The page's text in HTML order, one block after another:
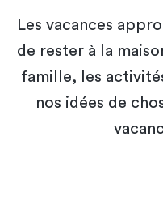
Les vacances
de rester à la
famille, les
nos idées de